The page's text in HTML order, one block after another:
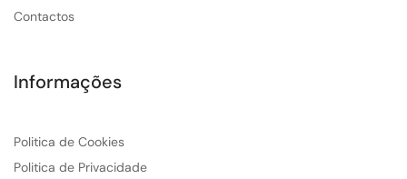
Contactos
Informações
Politica de Cookies
Politica de Privacidade